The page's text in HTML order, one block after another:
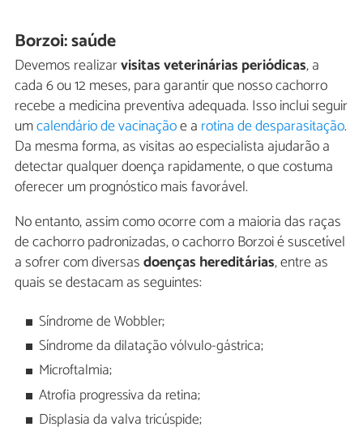
Borzoi: saúde
Devemos realizarvisitas veterinárias periódicas, a
cada 6 ou 12 meses, para garantir que nosso cachorro
recebe a medicina preventiva adequada. Isso inclui seguir
umcalendário de vacinaçãoe a rotina de desparasitação.
Da mesma forma, as visitas ao especialista ajudarão a
detectar qualquer doença rapidamente, o que costuma
oferecer um prognóstico mais favorável.
No entanto, assim como ocorre com a maioria das raças
de cachorro padronizadas, o cachorro Borzoi é suscetível
a sofrer com diversasdoenças hereditárias, entre as
quais se destacam as seguintes:
Síndrome de Wobbler;
Síndrome da dilatação vólvulo-gástrica;
Microftalmia;
Atrofia progressiva da retina;
Displasia da valva tricúspide;